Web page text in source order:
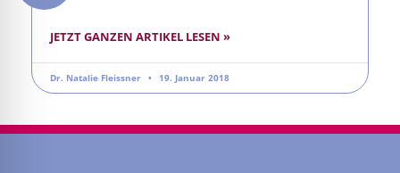
JETZT GANZEN ARTIKEL LESEN »
Dr. Natalie Fleissner 19. Januar 2018